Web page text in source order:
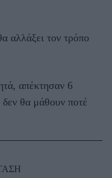
αλλάξει τον τρόπο
απέκτησαν 6
δεν θα μάθουν ποτέ